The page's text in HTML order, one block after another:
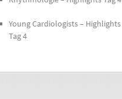
Young Cardiologists – Highlights
Tag 4